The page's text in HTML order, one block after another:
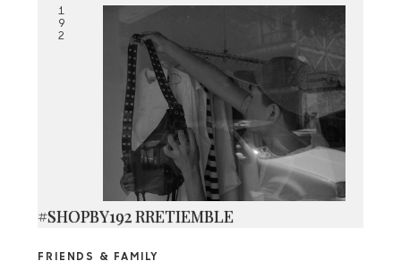
1
9
2
#SHOPBY192 RRETIEMBLE
FRIENDS & FAMILY